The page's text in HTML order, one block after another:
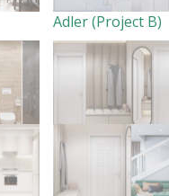
Adler (Project B)